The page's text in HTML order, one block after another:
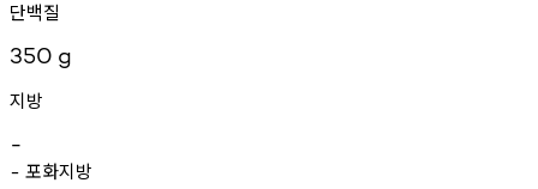
단백질
350 g
지방
-
- 포화지방